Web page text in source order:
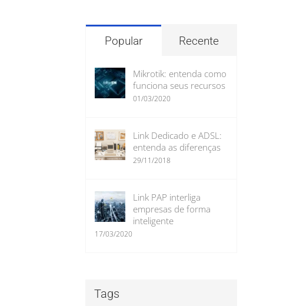
Popular Recente
Mikrotik: entenda como
funciona seus recursos
01/03/2020
Link Dedicado e ADSL:
entenda as diferenças
29/11/2018
Link PAP interliga
empresas de forma
inteligente
17/03/2020
Tags